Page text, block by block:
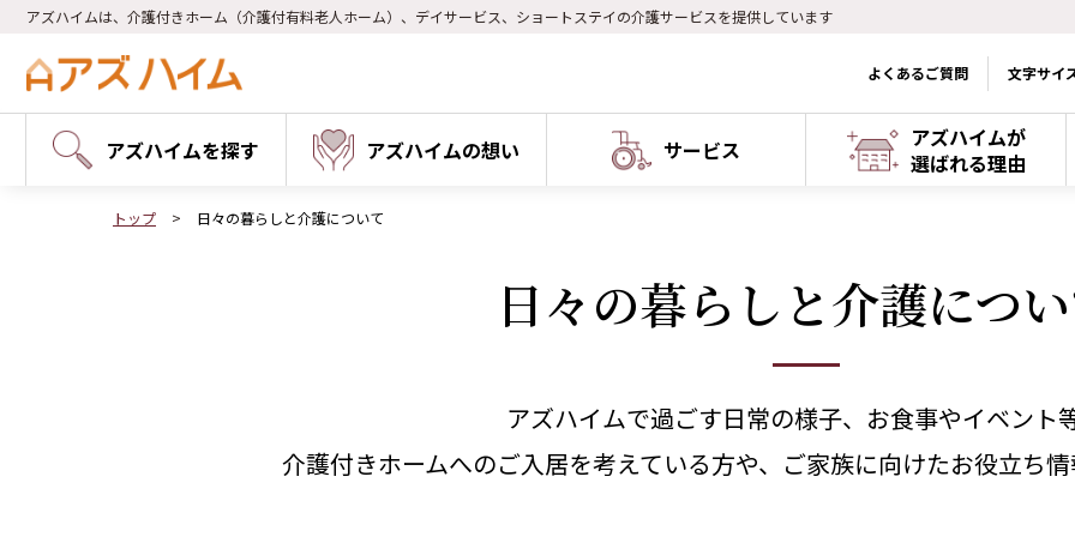
アズハイムは、介護付きホーム（介護付有料老人ホーム）、デイサービス、ショートステイの介護サービスを提供しています
よくあるご質問 文字サイ
アズハイムを探す アズハイムの想い サービス
アズハイムが
選ばれる理由
トップ 日々の暮らしと介護について
日々の暮らしと介護につ
アズハイムで過ごす日常の様子、お食事やイベント
介護付きホームへのご入居を考えている方や、ご家族に向けたお役立ち